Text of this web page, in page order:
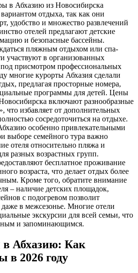
в Абхазию из Новосибирска
отдыха, так как они
удобство и множество развлечений
отелей предлагают детские
и безопасные бассейны.
пляжным отдыхом или спа-
участвуют в организованных
присмотром профессиональных
многие курорты Абхазия сделали
предлагая просторные номера,
программы для детей. Цены
включают разнообразные
что избавляет от дополнительных
сосредоточиться на отдыхе.
особенно привлекательными
выборе семейного тура важно
отеля относительно пляжа и
разных возрастных групп.
бесплатное проживание
возраста, что делает отдых более
Кроме того, обратите внимание
– наличие детских площадок,
с подогревом позволит
в межсезонье. Многие отели
экскурсии для всей семьи, что
и запоминающимся.
Абхазию: Как
в 2026 году